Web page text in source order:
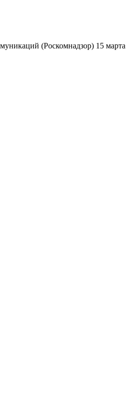
(Роскомнадзор) 15 марта